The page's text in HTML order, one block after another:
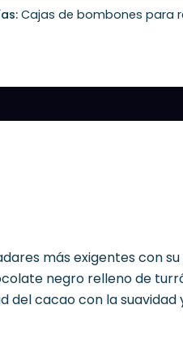
Cajas de bombones para
más exigentes con
negro relleno de
cacao con la suavidad